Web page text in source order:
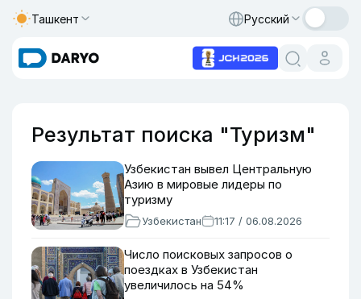
Ташкент Русский
Результат поиска "Туризм"
Узбекистан вывел Центральную
Азию в мировые лидеры по
туризму
Узбекистан 11:17 / 06.08.2026
Число поисковых запросов о
поездках в Узбекистан
увеличилось на 54%